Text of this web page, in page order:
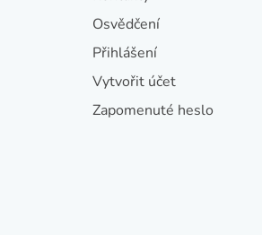
Osvědčení
Přihlášení
Vytvořit účet
Zapomenuté heslo